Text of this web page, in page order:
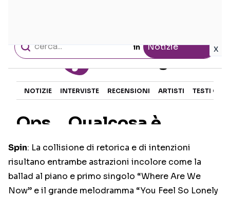
Spin: La collisione di retorica e di intenzioni
risultano entrambe astrazioni incolore come la
ballad al piano e primo singolo “Where Are We
Now” e il grande melodramma “You Feel So Lonely